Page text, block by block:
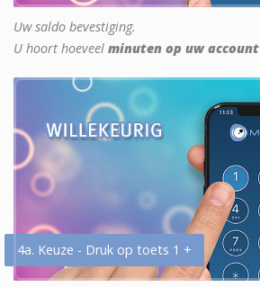
Uw saldo bevestiging.
U hoort hoeveel minuten op uw account
4a. Keuze - Druk op toets 1 +